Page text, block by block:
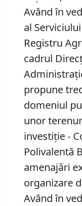
Având în
al
Registru
cadrul
propune
domeniul
unor
investiție -
Polivalentă
amenajări
organizare
Având în